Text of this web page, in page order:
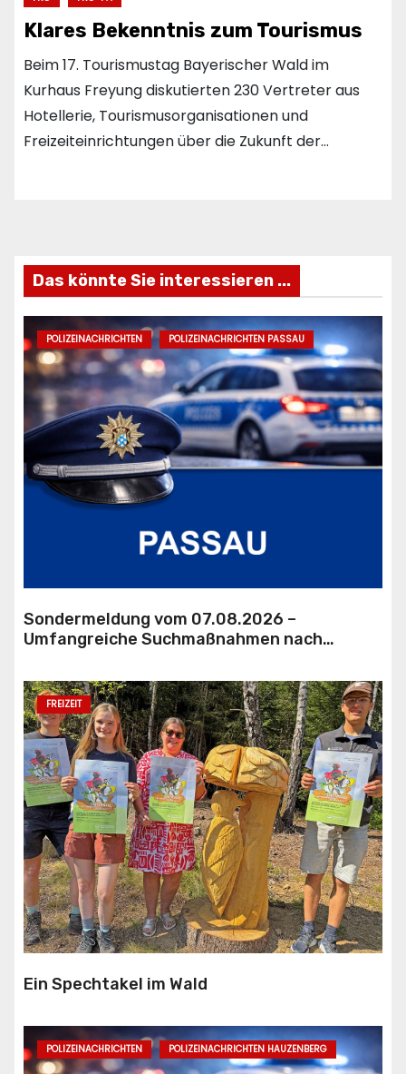
Klares Bekenntnis zum Tourismus
Beim 17. Tourismustag Bayerischer Wald im
Kurhaus Freyung diskutierten 230 Vertreter aus
Hotellerie, Tourismusorganisationen und
Freizeiteinrichtungen über die Zukunft der…
Das könnte Sie interessieren ...
POLIZEINACHRICHTEN POLIZEINACHRICHTEN PASSAU
Sondermeldung vom 07.08.2026 –
Umfangreiche Suchmaßnahmen nach
FREIZEIT
Ein Spechtakel im Wald
POLIZEINACHRICHTEN POLIZEINACHRICHTEN HAUZENBERG